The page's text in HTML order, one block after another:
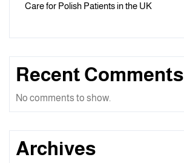
Care for Polish Patients in the UK
Recent Comments
No comments to show.
Archives